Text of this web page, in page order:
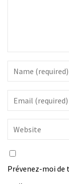
Prévenez-moi de